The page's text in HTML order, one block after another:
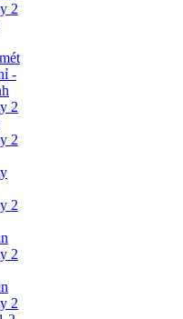
2
-
2
2
2
2
2